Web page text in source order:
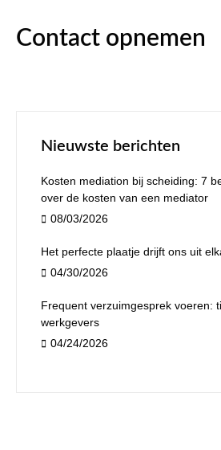
Contact opnemen
Nieuwste berichten
Kosten mediation bij scheiding: 7
over de kosten van een mediator
08/03/2026
Het perfecte plaatje drijft ons uit
04/30/2026
Frequent verzuimgesprek voeren:
werkgevers
04/24/2026